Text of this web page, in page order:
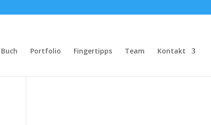
Buch Portfolio Fingertipps Team Kontakt